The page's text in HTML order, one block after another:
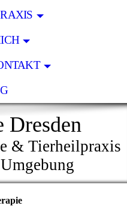
Dresden
& Tierheilpraxis